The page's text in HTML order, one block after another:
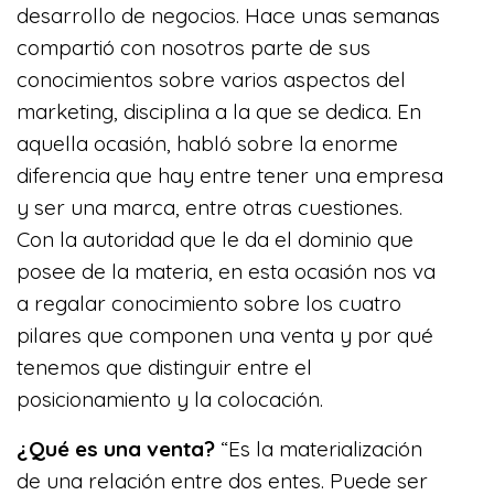
desarrollo de negocios. Hace unas semanas
compartió con nosotros parte de sus
conocimientos sobre varios aspectos del
marketing, disciplina a la que se dedica. En
aquella ocasión, habló sobre la enorme
diferencia que hay entre tener una empresa
y ser una marca, entre otras cuestiones.
Con la autoridad que le da el dominio que
posee de la materia, en esta ocasión nos va
a regalar conocimiento sobre los cuatro
pilares que componen una venta y por qué
tenemos que distinguir entre el
posicionamiento y la colocación.
¿Qué es una venta? “Es la materialización
de una relación entre dos entes. Puede ser